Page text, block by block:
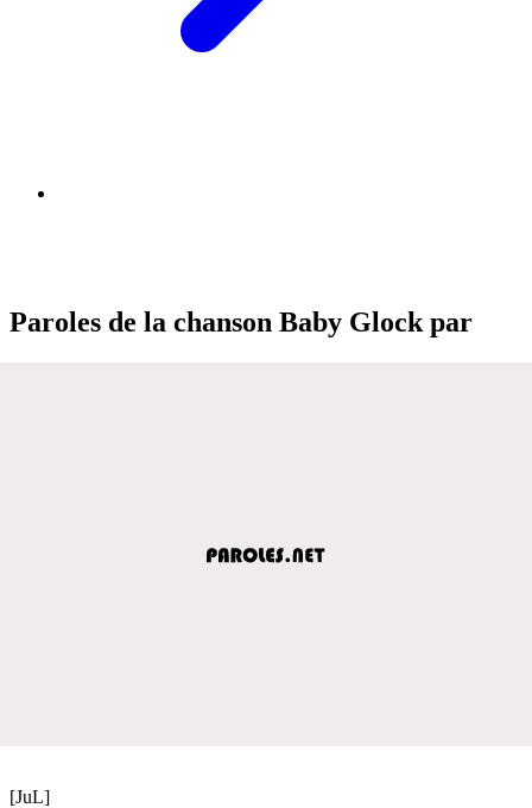
Paroles de la chanson Baby Glock par
[JuL]